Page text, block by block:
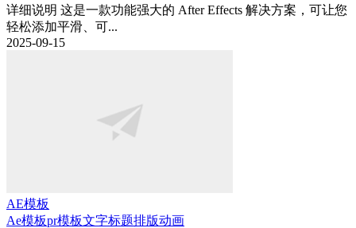
详细说明 这是一款功能强大的 After Effects 解决方案，可让您
轻松添加平滑、可...
2025-09-15
AE模板
Ae模板pr模板文字标题排版动画